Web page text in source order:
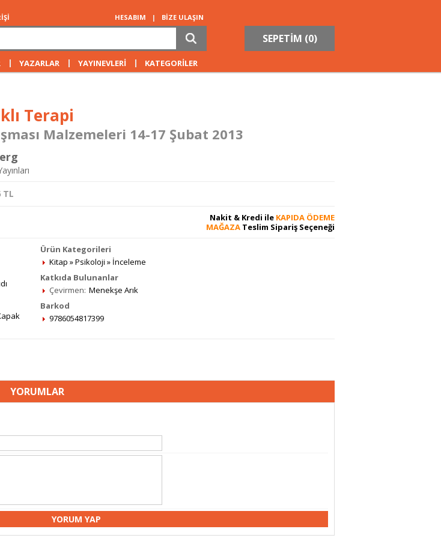
HESABIM | BİZE ULAŞIN
SEPETİM (0)
| YAZARLAR | YAYINEVLERİ | KATEGORİLER
Terapi
Malzemeleri 14-17 Şubat 2013
TL
Nakit & Kredi ile KAPIDA ÖDEME
MAĞAZA Teslim Sipariş Seçeneği
Ürün Kategorileri
Kitap »Psikoloji » İnceleme
Katkıda Bulunanlar
Çevirmen: Menekşe Arık
Barkod
9786054817399
YORUMLAR